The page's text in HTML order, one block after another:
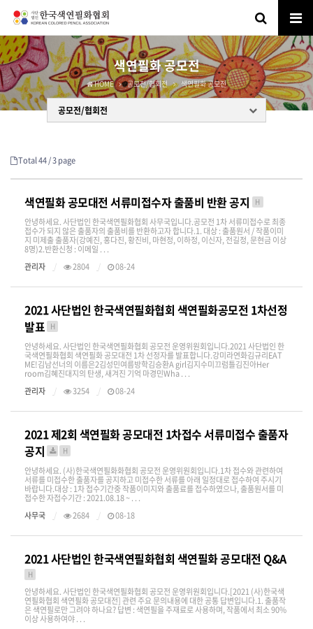
색연필화 공모전
HOME 공모전/협회전 색연필화 공모전
공모전/협회전
Total 44 /3 page
색연필화 공모대전 서류미접수자 출품비 반환 공지 H
안녕하세요. 사단법인 한국색연필화협회 사무국입니다.공모전 1차 서류미접수로 최종
접수가 되지 않은 출품자의 출품비를 반환하고자 합니다.1. 대상 : 출품원서 / 작품이미
지 미제출 출품자(강예진, 홍다진, 황진비, 마현정, 이하정, 이신자, 전길정, 문현금 이상
8명)2.반환신청 : 이메일 . . .
관리자
2804 08-24
2021 사단법인 한국색연필화협회 색연필화공모전 1차선정
발표 H
안녕하세요. 사단법인 한국색연필화협회 공모전 운영위원회입니다.2021 사단법인 한
국색연필화협회 색연필화 공모대전 1차 선정자를 발표합니다.강미라연화김규리EAT
ME!김남선너의 이름은2김성민여름방학김승환A girl김지수미끄럼틀김진아Her
room김혜진대지의 탄생, 새겨진 기억 마경민Wha . . .
관리자
3254 08-24
2021 제2회 색연필화 공모대전 1차접수 서류미접수 출품자
공지
H
안녕하세요. (사)한국색연필화화협회 공모전 운영위원회입니다.1차 접수와 관련하여
서류를 미접수한 출품자를 공지하고 미접수한 서류를 아래 일정대로 접수하여 주시기
바랍니다.대상 : 1차 접수기간중 작품이미지와 출품료를 접수하였으나, 출품원서를 미
접수한 자접수기간 : 2021.08.18 ~ . . .
사무국
2684 08-18
2021 사단법인 한국색연필화협회 색연필화 공모대전 Q&A
H
안녕하세요. 사단법인 한국색연필화협회 공모전 운영위원회입니다.[2021 (사)한국색
연필화협회 색연필화 공모대전] 관련 주요 문의내용에 대한 공통 답변입니다.1. 출품작
은 색연필로만 그려야 하나요? 답변 : 색연필을 주재료로 사용하며, 작품에서 최소 90%
이상 사용하여야 . . .